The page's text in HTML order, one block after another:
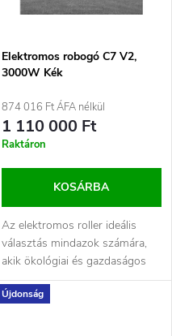
Elektromos robogó C7 V2,
3000W Kék
874 016 Ft ÁFA nélkül
1 110 000 Ft
Raktáron
KOSÁRBA
Az elektromos roller ideális
választás mindazok számára,
akik ökológiai és gazdaságos
módját keresik a városi...
Újdonság